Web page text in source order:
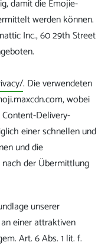
damit die Emojie-
werden können.
Inc., 60 29th Street
. Die verwendeten
wobei
Delivery-
einer schnellen und
und die
der Übermittlung
unserer
einer attraktiven
Art. 6 Abs. 1 lit. f.